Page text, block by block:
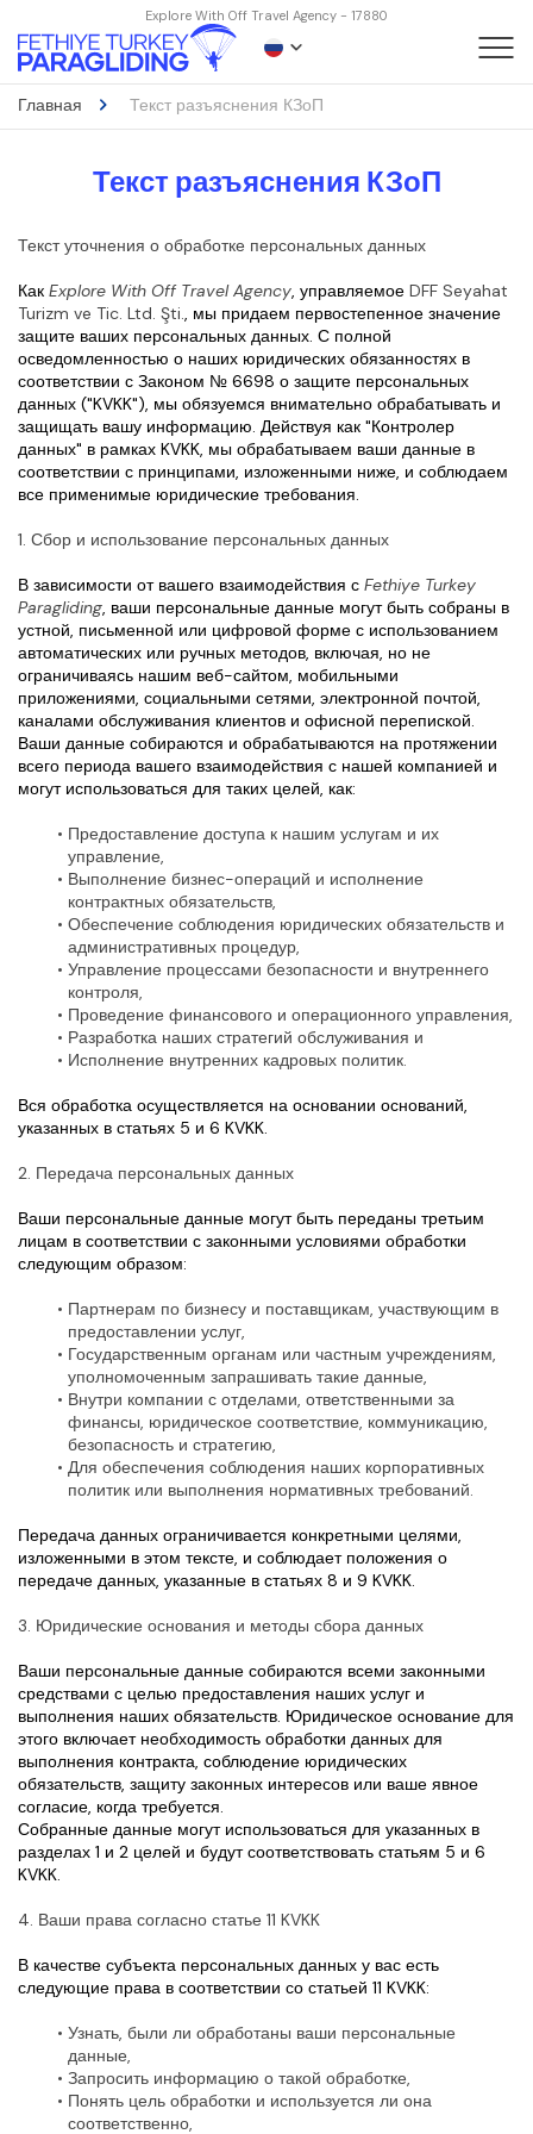
Explore With Off Travel Agency - 17880
Главная Текст разъяснения КЗоП
Текст разъяснения КЗоП
Текст уточнения о обработке персональных данных
Как Explore With Off Travel Agency, управляемое DFF Seyahat
Turizm ve Tic. Ltd. Şti., мы придаем первостепенное значение
защите ваших персональных данных. С полной
осведомленностью о наших юридических обязанностях в
соответствии с Законом № 6698 о защите персональных
данных ("KVKK"), мы обязуемся внимательно обрабатывать и
защищать вашу информацию. Действуя как "Контролер
данных" в рамках KVKK, мы обрабатываем ваши данные в
соответствии с принципами, изложенными ниже, и соблюдаем
все применимые юридические требования.
1. Сбор и использование персональных данных
В зависимости от вашего взаимодействия с Fethiye Turkey
Paragliding, ваши персональные данные могут быть собраны в
устной, письменной или цифровой форме с использованием
автоматических или ручных методов, включая, но не
ограничиваясь нашим веб-сайтом, мобильными
приложениями, социальными сетями, электронной почтой,
каналами обслуживания клиентов и офисной перепиской.
Ваши данные собираются и обрабатываются на протяжении
всего периода вашего взаимодействия с нашей компанией и
могут использоваться для таких целей, как:
Предоставление доступа к нашим услугам и их
управление,
Выполнение бизнес-операций и исполнение
контрактных обязательств,
Обеспечение соблюдения юридических обязательств и
административных процедур,
Управление процессами безопасности и внутреннего
контроля,
Проведение финансового и операционного управления,
Разработка наших стратегий обслуживания и
Исполнение внутренних кадровых политик.
Вся обработка осуществляется на основании оснований,
указанных в статьях 5 и 6 KVKK.
2. Передача персональных данных
Ваши персональные данные могут быть переданы третьим
лицам в соответствии с законными условиями обработки
следующим образом:
Партнерам по бизнесу и поставщикам, участвующим в
предоставлении услуг,
Государственным органам или частным учреждениям,
уполномоченным запрашивать такие данные,
Внутри компании с отделами, ответственными за
финансы, юридическое соответствие, коммуникацию,
безопасность и стратегию,
Для обеспечения соблюдения наших корпоративных
политик или выполнения нормативных требований.
Передача данных ограничивается конкретными целями,
изложенными в этом тексте, и соблюдает положения о
передаче данных, указанные в статьях 8 и 9 KVKK.
3. Юридические основания и методы сбора данных
Ваши персональные данные собираются всеми законными
средствами с целью предоставления наших услуг и
выполнения наших обязательств. Юридическое основание для
этого включает необходимость обработки данных для
выполнения контракта, соблюдение юридических
обязательств, защиту законных интересов или ваше явное
согласие, когда требуется.
Собранные данные могут использоваться для указанных в
разделах 1 и 2 целей и будут соответствовать статьям 5 и 6
KVKK.
4. Ваши права согласно статье 11 KVKK
В качестве субъекта персональных данных у вас есть
следующие права в соответствии со статьей 11 KVKK:
Узнать, были ли обработаны ваши персональные
данные,
Запросить информацию о такой обработке,
Понять цель обработки и используется ли она
соответственно,